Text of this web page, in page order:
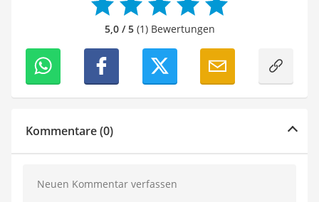
5,0 / 5(1) Bewertungen
Kommentare (0)
Neuen Kommentar verfassen